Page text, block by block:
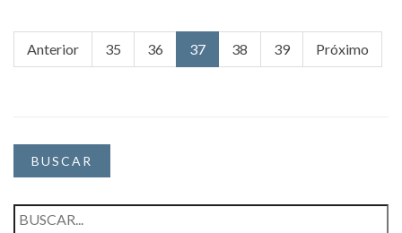
Anterior 35 36 37 38 39 Próximo
BUSCAR